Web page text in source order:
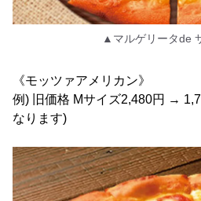
▲マルゲリータde
《モッツァアメリカン》
例) 旧価格 Mサイズ2,480円 →
なります)